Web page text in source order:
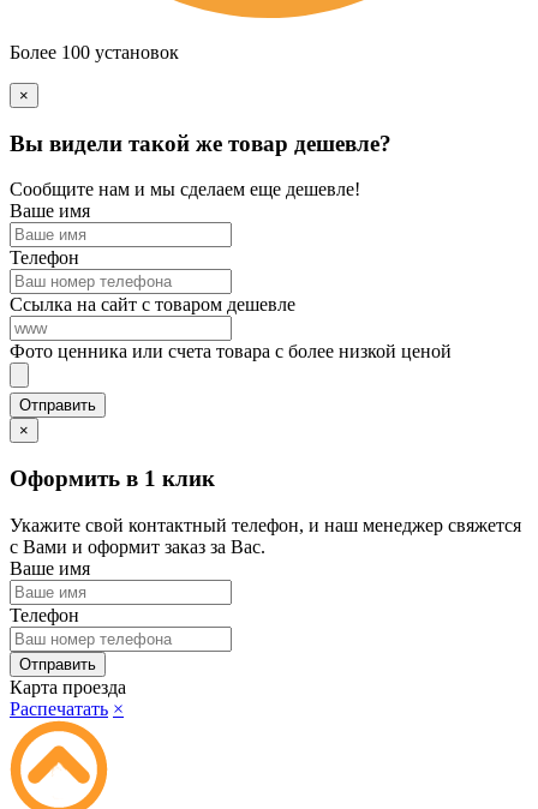
Более 100 установок
×
Вы видели такой же товар дешевле?
Сообщите нам и мы сделаем еще дешевле!
Ваше имя
Телефон
Ссылка на сайт с товаром дешевле
Фото ценника или счета товара с более низкой ценой
×
Оформить в 1 клик
Укажите свой контактный телефон, и наш менеджер свяжется
с Вами и оформит заказ за Вас.
Ваше имя
Телефон
Карта проезда
Распечатать ×